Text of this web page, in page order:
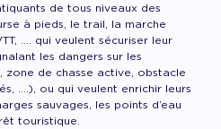
de tous niveaux des
à pieds, le trail, la marche
…. qui veulent sécuriser leur
les dangers sur les
zone de chasse active, obstacle
….), ou qui veulent enrichir leurs
sauvages, les points d’eau
touristique.